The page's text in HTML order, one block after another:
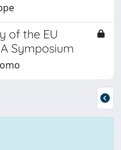
of the EU
Symposium